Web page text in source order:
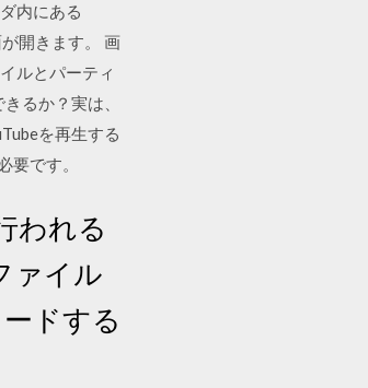
内にある
開きます。 画
ルとパーティ
るか？実は、
を再生する
です。
われる
ァイル
ドする